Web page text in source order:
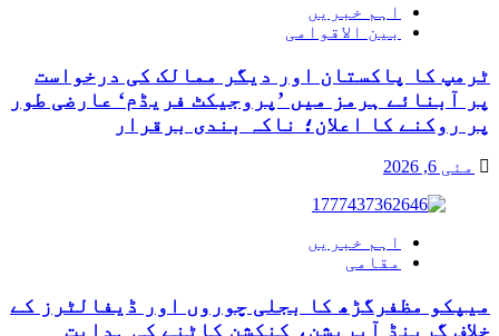
اہم خبریں
بین الاقوامی
ٹرمپ کا پاکستان اور دیگر ممالک کی درخواست
پر آبنائے ہرمز میں ’پروجیکٹ فریڈم‘ عارضی طور
پر روکنے کا اعلان؛ ناکہ بندی برقرار
مئی 6, 2026
اہم خبریں
مقامی
میپکو مظفرگڑھ کا بجلی چوروں اور ڈیفالٹرز کے
خلاف گرینڈ آپریشن، کنکشن کاٹنے کی ہدایت